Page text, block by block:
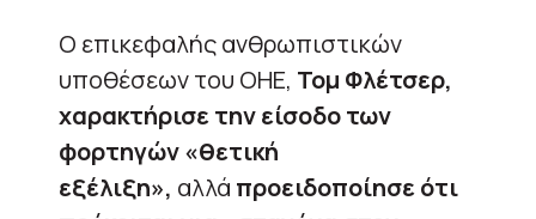
Ο επικεφαλής ανθρωπιστικών
υποθέσεων του ΟΗΕ, Τομ Φλέτσερ,
χαρακτήρισε την είσοδο των
φορτηγών «θετική
εξέλιξη», αλλά προειδοποίησε ότι